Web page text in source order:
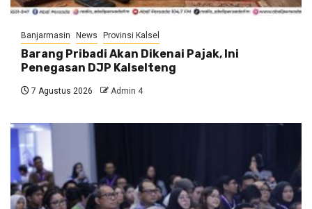
Banjarmasin News Provinsi Kalsel
Barang Pribadi Akan Dikenai Pajak, Ini
Penegasan DJP Kalselteng
7 Agustus 2026 Admin 4